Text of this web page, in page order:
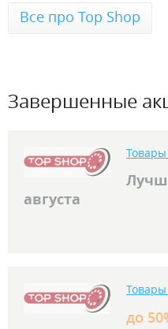
Все про Top Shop
Завершенные
августа
до